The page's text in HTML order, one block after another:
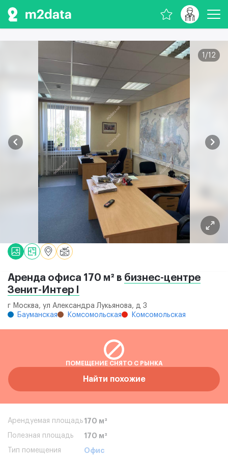
1 /12
Аренда офиса 170 м² в бизнес-центре
Зенит-Интер I
г Москва, ул Александра Лукьянова, д 3
Бауманская
Комсомольская Комсомольская
ПОМЕЩЕНИЕ СНЯТО С РЫНКА
Найти похожие
Арендуемая площадь 170 м²
Полезная площадь 170 м²
Тип помещения Офис